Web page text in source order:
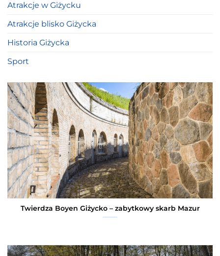
Atrakcje w Giżycku
Atrakcje blisko Giżycka
Historia Giżycka
Sport
Twierdza Boyen Giżycko – zabytkowy skarb Mazur